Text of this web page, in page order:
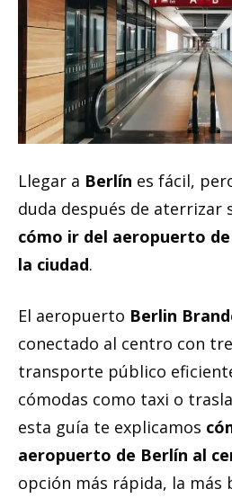
Llegar a Berlín es fácil,
duda después de aterrizar
cómo ir del aeropuerto
la ciudad.
El aeropuerto Berlin
conectado al centro con
transporte público
cómodas como taxi o
esta guía te explicamos
aeropuerto de Berlín al
opción más rápida, la más